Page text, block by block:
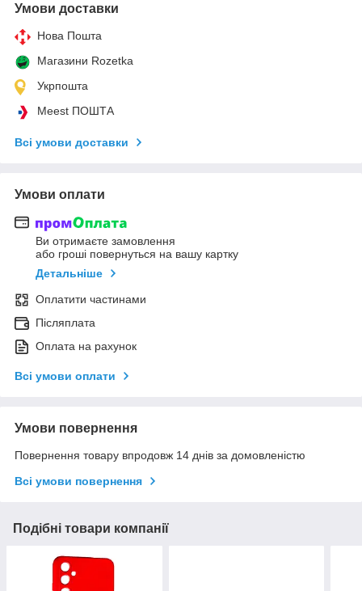
Умови доставки
Нова Пошта
Магазини Rozetka
Укрпошта
Meest ПОШТА
Всі умови доставки
Умови оплати
Ви отримаєте замовлення
або гроші повернуться на вашу картку
Детальніше
Оплатити частинами
Післяплата
Оплата на рахунок
Всі умови оплати
Умови повернення
Повернення товару впродовж 14 днів за домовленістю
Всі умови повернення
Подібні товари компанії